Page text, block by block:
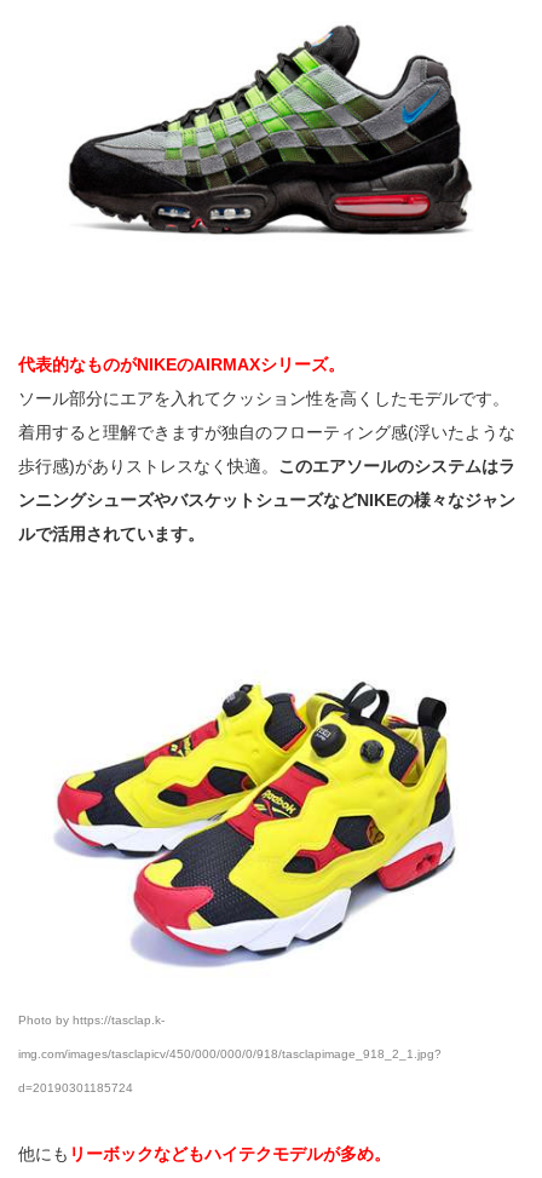
代表的なものがNIKEのAIRMAXシリーズ。
ソール部分にエアを入れてクッション性を高くしたモデルです。
着用すると理解できますが独自のフローティング感(浮いたような
歩行感)がありストレスなく快適。 このエアソールのシステムはラ
ンニングシューズやバスケットシューズなどNIKEの様々なジャン
ルで活用されています。
Photo by https://tasclap.k-
img.com/images/tasclapicv/450/000/000/0/918/tasclapimage_918_2_1.jpg?
d=20190301185724
他にも リーボックなどもハイテクモデルが多め。